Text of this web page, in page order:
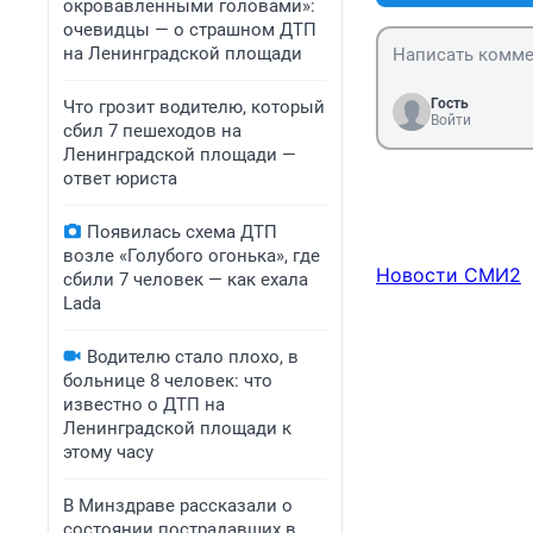
окровавленными головами»:
очевидцы — о страшном ДТП
на Ленинградской площади
Что грозит водителю, который
сбил 7 пешеходов на
Ленинградской площади —
ответ юриста
Появилась схема ДТП
возле «Голубого огонька», где
сбили 7 человек — как ехала
Lada
Водителю стало плохо, в
больнице 8 человек: что
известно о ДТП на
Ленинградской площади к
этому часу
В Минздраве рассказали о
Гость
Войти
Новости СМИ2